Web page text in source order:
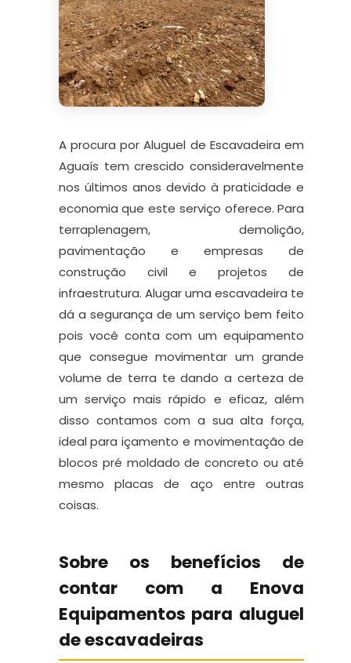
A procura por Aluguel de Escavadeira em
Aguaís tem crescido consideravelmente
nos últimos anos devido à praticidade e
economia que este serviço oferece. Para
terraplenagem, demolição,
pavimentação e empresas de
construção civil e projetos de
infraestrutura. Alugar uma escavadeira te
dá a segurança de um serviço bem feito
pois você conta com um equipamento
que consegue movimentar um grande
volume de terra te dando a certeza de
um serviço mais rápido e eficaz, além
disso contamos com a sua alta força,
ideal para içamento e movimentação de
blocos pré moldado de concreto ou até
mesmo placas de aço entre outras
coisas.
Sobre os benefícios de
contar com a Enova
Equipamentos para aluguel
de escavadeiras